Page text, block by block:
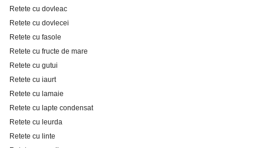
Retete cu dovleac
Retete cu dovlecei
Retete cu fasole
Retete cu fructe de mare
Retete cu gutui
Retete cu iaurt
Retete cu lamaie
Retete cu lapte condensat
Retete cu leurda
Retete cu linte